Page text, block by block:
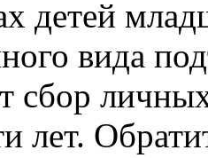
детей
вида
сбор
лет.